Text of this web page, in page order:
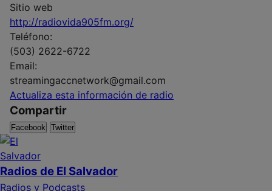
Sitio web
http://radiovida905fm.org/
Teléfono:
(503) 2622-6722
Email:
streamingaccnetwork@gmail.com
Actualiza esta información de radio
Compartir
Facebook Twitter
Radios de El Salvador
Radios y Podcasts